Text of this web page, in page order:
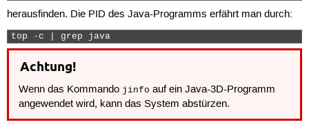
herausfinden. Die PID des Java-Programms erfährt man durch:
top -c | grep java
Achtung!
Wenn das Kommando jinfo auf ein Java-3D-Programm
angewendet wird, kann das System abstürzen.